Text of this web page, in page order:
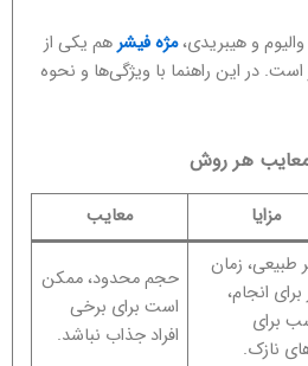
و هیبریدی،مژه فیشرهم یکی از
در این راهنما با ویژگی‌ها و نحوه
معایب هر روش
مزایا معایب
طبیعی، زمان
انجام،
برای
نازک.
حجم محدود، ممکن
است برای برخی
افراد جذاب نباشد.